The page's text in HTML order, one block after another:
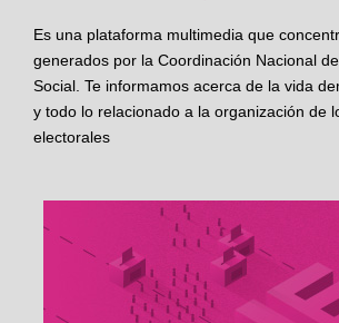
Es una plataforma multimedia que
generados por la Coordinación Nacional
Social. Te informamos acerca de la vida
y todo lo relacionado a la organización de
electorales